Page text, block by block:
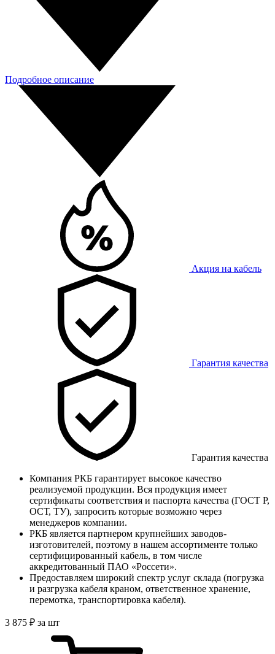
Подробное описание
Акция на кабель
Гарантия качества
Гарантия качества
Компания РКБ гарантирует высокое качество
реализуемой продукции. Вся продукция имеет
сертификаты соответствия и паспорта качества (ГОСТ Р,
ОСТ, ТУ), запросить которые возможно через
менеджеров компании.
РКБ является партнером крупнейших заводов-
изготовителей, поэтому в нашем ассортименте только
сертифицированный кабель, в том числе
аккредитованный ПАО «Россети».
Предоставляем широкий спектр услуг склада (погрузка
и разгрузка кабеля краном, ответственное хранение,
перемотка, транспортировка кабеля).
3 875 ₽ за шт